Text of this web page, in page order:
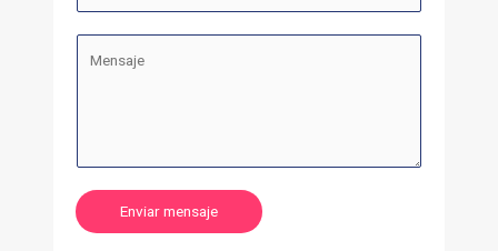
Enviar mensaje